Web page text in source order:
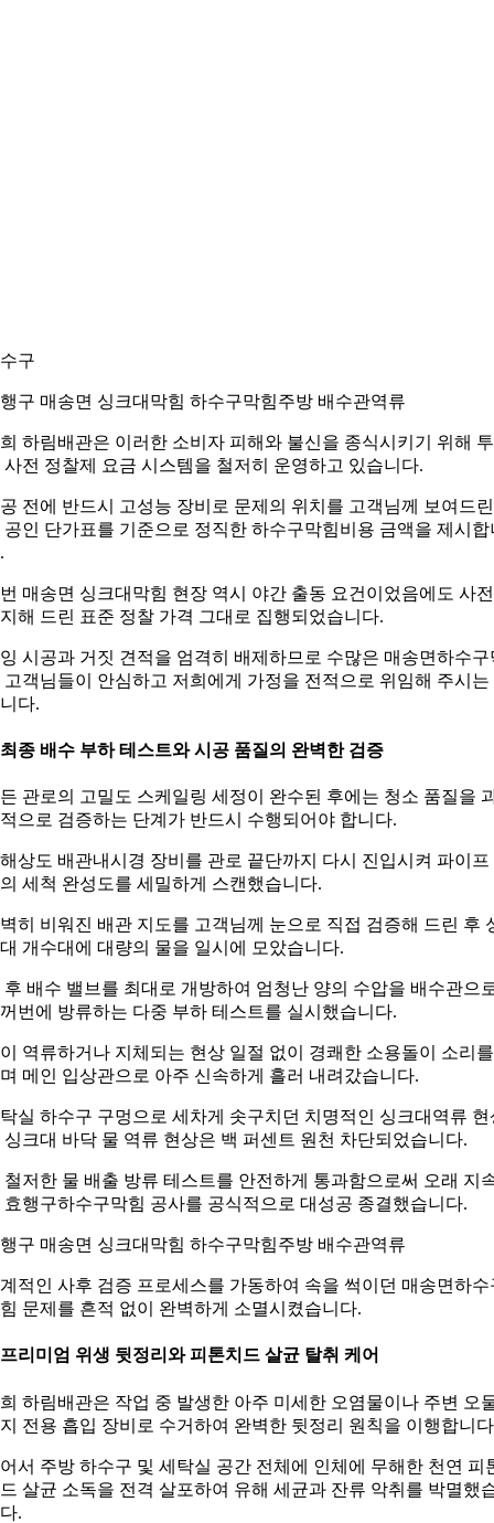
구
구 매송면 싱크대막힘 하수구막힘주방 배수관역류
하림배관은 이러한 소비자 피해와 불신을 종식시키기 위해
사전 정찰제 요금 시스템을 철저히 운영하고 있습니다.
전에 반드시 고성능 장비로 문제의 위치를 고객님께 보여드린
공인 단가표를 기준으로 정직한 하수구막힘비용 금액을 제시합
매송면 싱크대막힘 현장 역시 야간 출동 요건이었음에도 사
해 드린 표준 정찰 가격 그대로 집행되었습니다.
시공과 거짓 견적을 엄격히 배제하므로 수많은 매송면하수구
고객님들이 안심하고 저희에게 가정을 전적으로 위임해 주시는
다.
종 배수 부하 테스트와 시공 품질의 완벽한 검증
관로의 고밀도 스케일링 세정이 완수된 후에는 청소 품질을
으로 검증하는 단계가 반드시 수행되어야 합니다.
상도 배관내시경 장비를 관로 끝단까지 다시 진입시켜 파이프
세척 완성도를 세밀하게 스캔했습니다.
히 비워진 배관 지도를 고객님께 눈으로 직접 검증해 드린 후
개수대에 대량의 물을 일시에 모았습니다.
후 배수 밸브를 최대로 개방하여 엄청난 양의 수압을 배수관으
번에 방류하는 다중 부하 테스트를 실시했습니다.
역류하거나 지체되는 현상 일절 없이 경쾌한 소용돌이 소리를
메인 입상관으로 아주 신속하게 흘러 내려갔습니다.
실 하수구 구멍으로 세차게 솟구치던 치명적인 싱크대역류 현
싱크대 바닥 물 역류 현상은 백 퍼센트 원천 차단되었습니다.
철저한 물 배출 방류 테스트를 안전하게 통과함으로써 오래 지
효행구하수구막힘 공사를 공식적으로 대성공 종결했습니다.
구 매송면 싱크대막힘 하수구막힘주방 배수관역류
적인 사후 검증 프로세스를 가동하여 속을 썩이던 매송면하수
문제를 흔적 없이 완벽하게 소멸시켰습니다.
리미엄 위생 뒷정리와 피톤치드 살균 탈취 케어
하림배관은 작업 중 발생한 아주 미세한 오염물이나 주변 오
전용 흡입 장비로 수거하여 완벽한 뒷정리 원칙을 이행합니
서 주방 하수구 및 세탁실 공간 전체에 인체에 무해한 천연 피
살균 소독을 전격 살포하여 유해 세균과 잔류 악취를 박멸했
.